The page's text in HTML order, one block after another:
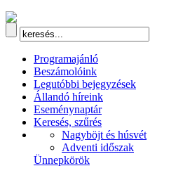
Programajánló
Beszámolóink
Legutóbbi bejegyzések
Állandó híreink
Eseménynaptár
Keresés, szűrés
Nagyböjt és húsvét
Adventi időszak
Ünnepkörök